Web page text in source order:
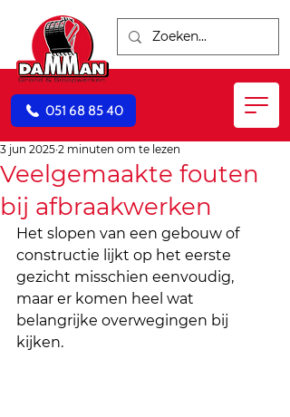
051 68 85 40
Veelgemaakte fouten
bij afbraakwerken
3 jun 2025 2 minuten om te lezen
Het slopen van een gebouw of
constructie lijkt op het eerste
gezicht misschien eenvoudig,
maar er komen heel wat
belangrijke overwegingen bij
kijken.